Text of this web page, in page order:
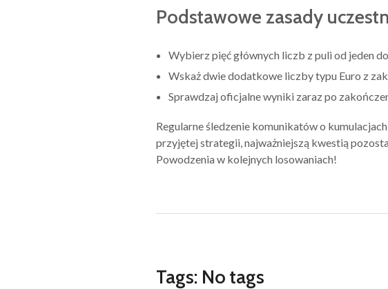
Podstawowe zasady
Wybierz pięć głównych liczb z puli od jeden
Wskaż dwie dodatkowe liczby typu Euro z
Sprawdzaj oficjalne wyniki zaraz po
Regularne śledzenie komunikatów o
przyjętej strategii, najważniejszą kwestią
Powodzenia w kolejnych losowaniach!
Tags: No tags